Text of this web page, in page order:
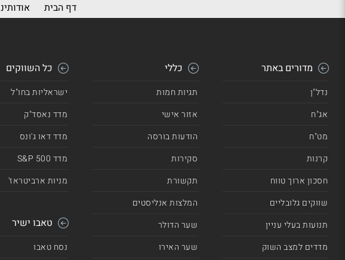
דף הבית
מדורים באתר
נדל"ן
אג"ח
מט"ח
קרנות
חסכון ארוך טווח
שווקים גלובליים
תנועות בעלי עניין
מדדים למצב השוק
כללי
תגיות חמות
אזור אישי
הודעות בורסה
סקירות
תקשורת
המלצות אנליסטים
שער הדולר
שער האירו
כל השווקים
ישראליות בחו"ל
מדד נאסד"ק
מדד דאו ג'ונס
מדד 500 S&P
מניות ארביטראז'
טאבו ישיר
נסח טאבו